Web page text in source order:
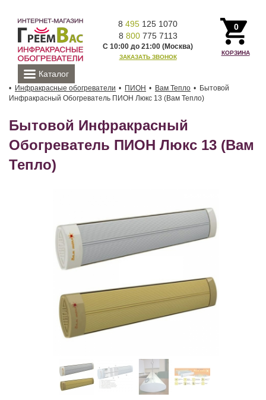
Каталог
8 495 125 1070
8 800775 7113
С 10:00 до 21:00 (Москва)
ЗАКАЗАТЬ ЗВОНОК
0
КОРЗИНА
Инфракрасные обогреватели ПИОН Вам Тепло
Бытовой
Инфракрасный Обогреватель ПИОН Люкс 13 (Вам Тепло)
Бытовой Инфракрасный
Обогреватель ПИОН Люкс 13 (Вам
Тепло)